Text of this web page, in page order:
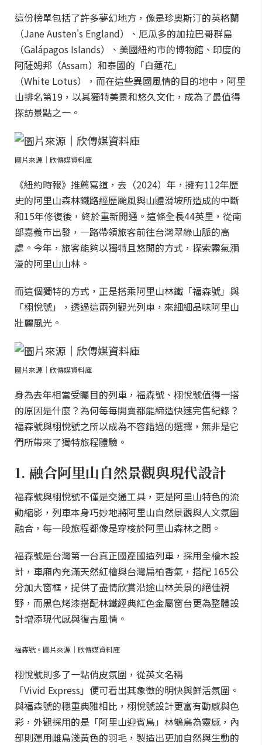
這份榜單包括了許多夢幻地方，像是珍奧斯汀的英格蘭
（Jane Austen's England）、厄瓜多的加拉巴哥群島
（Galápagos Islands）、美國紐約市的博物館、印度的
阿薩姆邦（Assam）和泰國的「白蓮花」
（White Lotus），而在這些異國風情的目的地中，阿里
山排名第19，以其獨特美景和悠久文化，成為了最值得
探訪景點之一。
圖片來源｜欣傳媒資料庫
《紐約時報》推薦寫道，去（2024）年，擁有112年歷
史的阿里山森林鐵路經歷颱風與山體滑坡所造成的中斷
和15年修復後，終於重新開通。這條全長44英里，從南
部嘉義市出發，一路帶領旅客前往台灣翠綠山脈的高
處。今年，旅客能夠以獨特且悠閒的方式，探索霧氣瀰
漫的阿里山山林。
而這個獨特的方式，正是搭乘阿里山林鐵「福森號」與
「栩悅號」，透過這兩列觀光列車，來細細品味阿里山
壯麗風光。
圖片來源｜欣傳媒資料庫
身為去年相當受矚目的列車，福森號、栩悅號值得一搭
的原因是什麼？為何每每開賣都能締造快速完售紀錄？
福森號與栩悅號之所以成為不容錯過的選擇，無非是它
們所帶來了獨特旅程體驗。
1. 融合阿里山自然景觀與現代設計
福森號與栩悅號不僅是交通工具，更是阿里山特色的流
動縮影，列車本身巧妙地將阿里山自然景觀與人文氛圍
融合，每一段旅程都像是穿梭於阿里山森林之間。
福森號是台灣第一台真正國產國造列車，採用全檜木設
計，車廂內充滿天然紅檜與台灣扁柏香氣，搭配 165公
分加大窗框，提供了盡情欣賞沿途山林美景的絕佳視
野，而黑色烤漆搭配林鐵經典紅色金屬窗台更為整體設
計增添現代感與復古風情。
福森號。圖片來源｜欣傳媒資料庫
栩悅號則多了一點俏皮氛圍，從英文名稱
「Vivid Express」便可看出其象徵的明快與鮮活氛圍。
與福森號的穩重典雅相比，栩悅號設計更富有動感與色
彩，外觀採用的是「阿里山迎賓鳥」林鴝鳥為靈感，內
部則運用雌鳥淺黃色的羽毛，製造出更加自然與生動的